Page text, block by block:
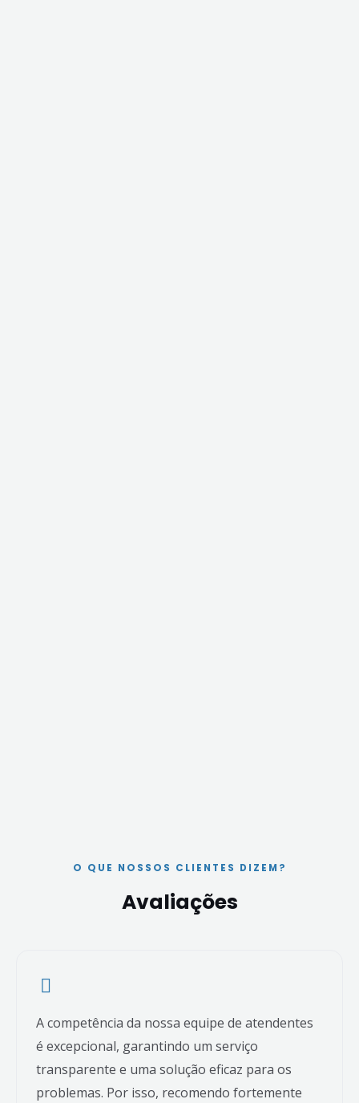
O QUE NOSSOS CLIENTES DIZEM?
Avaliações
A competência da nossa equipe de atendentes
é excepcional, garantindo um serviço
transparente e uma solução eficaz para os
problemas. Por isso, recomendo fortemente